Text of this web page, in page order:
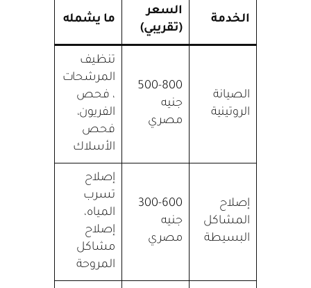
الخدمة
السعر
(تقريبي)
ما يشمله
الصيانة
الروتينية
500-800
جنيه
مصري
تنظيف
المرشحات
، فحص
الفريون،
فحص
الأسلاك
إصلاح
المشاكل
البسيطة
300-600
جنيه
مصري
إصلاح
تسرب
المياه،
إصلاح
مشاكل
المروحة